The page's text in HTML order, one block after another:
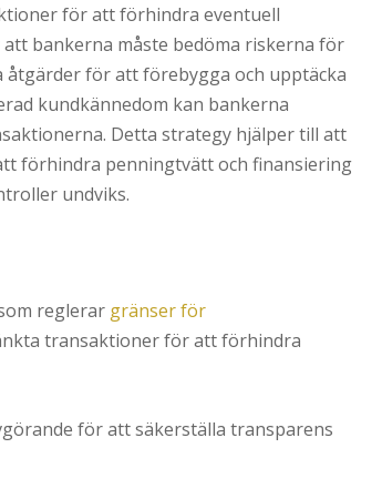
för att förhindra eventuell
bankerna måste bedöma riskerna för
för att förebygga och upptäcka
kundkännedom kan bankerna
Detta strategy hjälper till att
förhindra penningtvätt och finansiering
undviks.
reglerar gränser för
transaktioner för att förhindra
för att säkerställa transparens